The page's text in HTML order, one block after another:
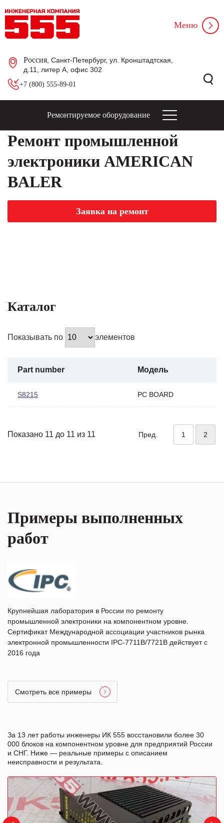
Россия , Санкт-Петербург, ул. Кронштадтская,
д.11, литер А, офис 302
+7 (800) 555-89-01
Меню
Ремонтируемое оборудование
Ремонт промышленной
электроники AMERICAN
BALER
Заявка на ремонт
Каталог
Показывать по элементов
Part number Модель
S8215 PC BOARD
Показано 11 до 11 из 11 Пред. 1 2
Примеры выполненных
работ
Крупнейшая лаборатория в России по ремонту
промышленной электроники на компонентном уровне.
Сертификат Международной ассоциации участников рынка
электронной промышленности IPC-7711B/7721B действует с
2016 года
Смотреть все примеры
За 13 лет работы инженеры ИК 555 восстановили более 30
000 блоков на компонентном уровне для предприятий России
и СНГ. Ниже — реальные примеры с описанием
неисправности и результата.